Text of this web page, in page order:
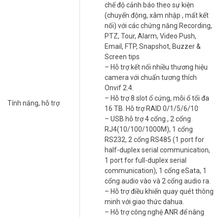
– Hỗ trợ 16 cổng báo động đầu vào và 8 cổng báo động đầu ra, với
các chế độ cảnh báo theo sự kiện (chuyển động, xâm nhập , mất
kết nối) với các chứng năng Recording, PTZ, Tour, Alarm, Video
Push, Email, FTP, Snapshot, Buzzer & Screen tips
– Hỗ trợ kết nối nhiều thương hiệu camera với chuẩn tương thích
– Hỗ trợ 8 slot ổ cứng, mỗi ổ tối đa 16 TB. Hỗ trợ RAID 0/1/5/6/10
– USB hỗ trợ 4 cổng , 2 cổng RJ4(10/100/1000M), 1 cổng RS232, 2
cổng RS485 (1 port for half-duplex serial communication, 1 port
for full-duplex serial communication), 1 cổng eSata, 1 cổng audio
vào và 2 cổng audio ra.
– Hỗ trợ điều khiển quay quét thông minh với giao thức dahua.
– Hỗ trợ công nghệ ANR để nâng cao khả năng lưu trữ linh hoạt khi
– Hỗ trợ xem lại và trực tiếp qua mạng máy tính thiết bị di động.
– Hỗ trợ cấu hình thông minh qua P2P.
– Quản lý đồng thời 128 tài khoản kết nối.
– Điện áp 100–240 VAC, 50-60 Hz. Công suất không ổ cứng 13W.
– Kích thước 439.9 mm × 457.9 mm x 89.0 mm.
– Trọng lượng không ổ cứng 6.4KG.
Tính năng, hỗ trợ
chế độ cảnh báo theo sự kiện
(chuyển động, xâm nhập , mất kết
nối) với các chứng năng Recording,
PTZ, Tour, Alarm, Video Push,
Email, FTP, Snapshot, Buzzer &
Screen tips
– Hỗ trợ kết nối nhiều thương hiệu
camera với chuẩn tương thích
Onvif 2.4.
– Hỗ trợ 8 slot ổ cứng, mỗi ổ tối đa
16 TB. Hỗ trợ RAID 0/1/5/6/10
– USB hỗ trợ 4 cổng , 2 cổng
RJ4(10/100/1000M), 1 cổng
RS232, 2 cổng RS485 (1 port for
half-duplex serial communication,
1 port for full-duplex serial
communication), 1 cổng eSata, 1
cổng audio vào và 2 cổng audio ra.
– Hỗ trợ điều khiển quay quét thông
minh với giao thức dahua.
– Hỗ trợ công nghệ ANR để nâng